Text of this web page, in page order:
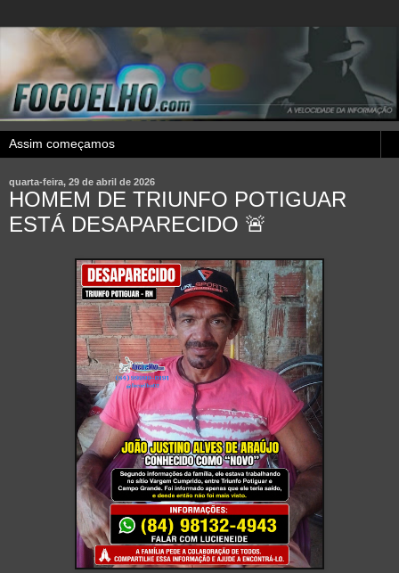
quarta-feira, 29 de abril de 2026
HOMEM DE TRIUNFO POTIGUAR
ESTÁ DESAPARECIDO 🚨